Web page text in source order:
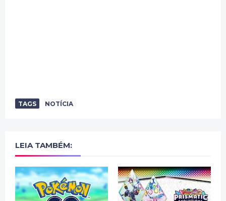
TAGS NOTÍCIA
LEIA TAMBÉM: